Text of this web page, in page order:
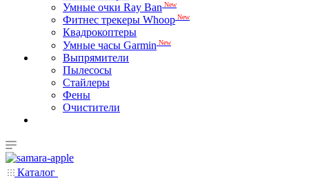
Умные очки Ray Ban New
Фитнес трекеры Whoop New
Квадрокоптеры
Умные часы Garmin New
Выпрямители
Пылесосы
Стайлеры
Фены
Очистители
Каталог